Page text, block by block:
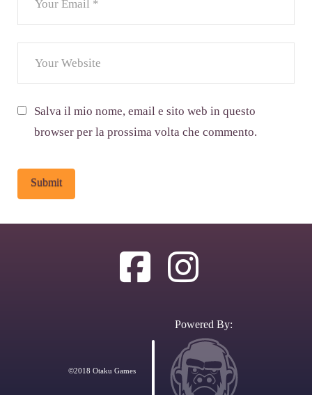
Salva il mio nome, email e sito web in questo
browser per la prossima volta che commento.
©2018 Otaku Games
Powered By: